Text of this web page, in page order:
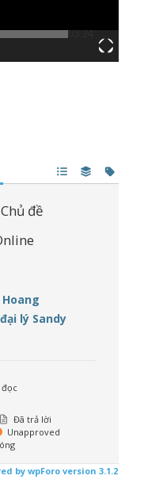
03:24
Chủ đề
lý Sandy
đọc
Đã trả lời
Unapproved
by wpForo version 3.1.2